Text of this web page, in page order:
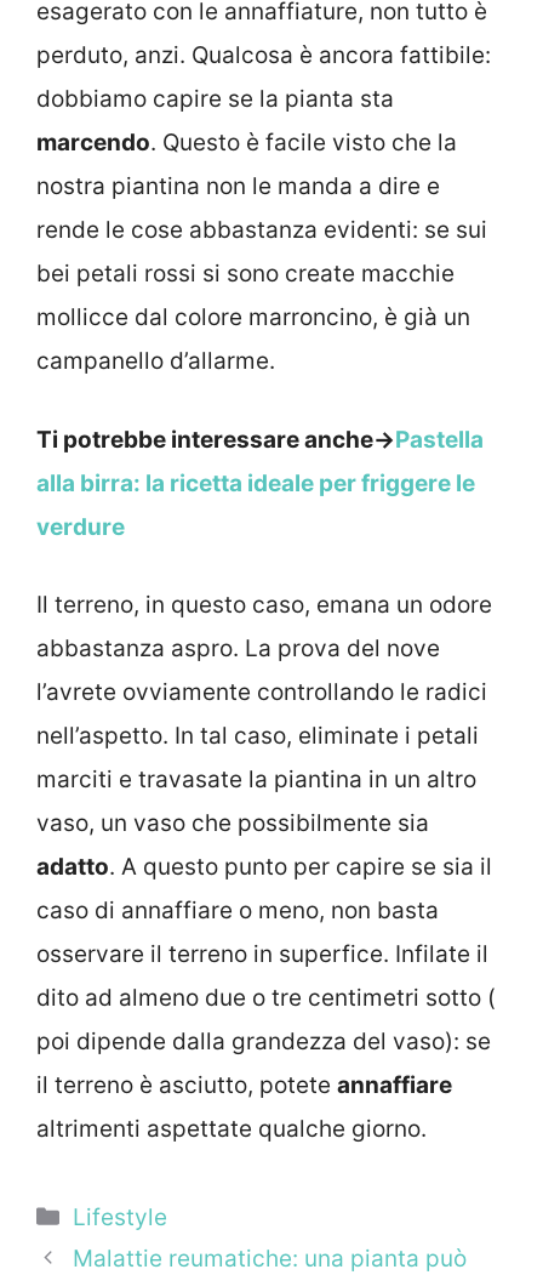
esagerato con le annaffiature, non tutto è
perduto, anzi. Qualcosa è ancora fattibile:
dobbiamo capire se la pianta sta
marcendo. Questo è facile visto che la
nostra piantina non le manda a dire e
rende le cose abbastanza evidenti: se sui
bei petali rossi si sono create macchie
mollicce dal colore marroncino, è già un
campanello d’allarme.
Ti potrebbe interessare anche->Pastella
alla birra: la ricetta ideale per friggere le
verdure
Il terreno, in questo caso, emana un odore
abbastanza aspro. La prova del nove
l’avrete ovviamente controllando le radici
nell’aspetto. In tal caso, eliminate i petali
marciti e travasate la piantina in un altro
vaso, un vaso che possibilmente sia
adatto. A questo punto per capire se sia il
caso di annaffiare o meno, non basta
osservare il terreno in superfice. Infilate il
dito ad almeno due o tre centimetri sotto (
poi dipende dalla grandezza del vaso): se
il terreno è asciutto, potete annaffiare
altrimenti aspettate qualche giorno.
Categorie
Lifestyle
Malattie reumatiche: una pianta può